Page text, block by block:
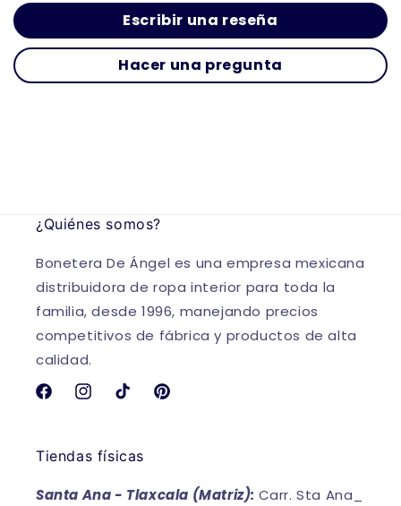
Escribir una reseña
Hacer una pregunta
¿Quiénes somos?
Bonetera De Ángel es una empresa mexicana
distribuidora de ropa interior para toda la
familia, desde 1996, manejando precios
competitivos de fábrica y productos de alta
calidad.
FacebookInstagramTikTokPinterest
Tiendas físicas
Santa Ana - Tlaxcala (Matriz): Carr. Sta Ana_